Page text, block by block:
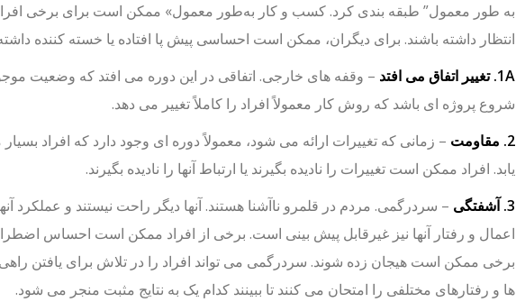
به طور معمول” طبقه بندی کرد. کسب و کار به‌طور معمول» ممکن است برای برخی افراد
انتظار داشته باشند. برای دیگران، ممکن است احساسی پیش پا افتاده یا خسته کننده
1A. تغییر اتفاق می افتد
– وقفه های خارجی. اتفاقی در این دوره می افتد که وضعیت
شروع پروژه ای باشد که روش کار معمولاً افراد را کاملاً تغییر می دهد.
2. مقاومت
– زمانی که تغییرات ارائه می شود، معمولاً دوره ای وجود دارد که افراد
یابد. افراد ممکن است تغییرات را نادیده بگیرند یا ارتباط آنها را نادیده بگیرند.
3. آشفتگی
– سردرگمی. مردم در قلمرو ناآشنا هستند. آنها دیگر راحت نیستند و عملکرد
اعمال و رفتار آنها نیز غیرقابل پیش بینی است. برخی از افراد ممکن است احساس
برخی ممکن است هیجان زده شوند. سردرگمی می تواند افراد را در تلاش برای یافتن
ها و رفتارهای مختلفی را امتحان می کنند تا ببینند کدام یک به نتایج مثبت منجر می شود.